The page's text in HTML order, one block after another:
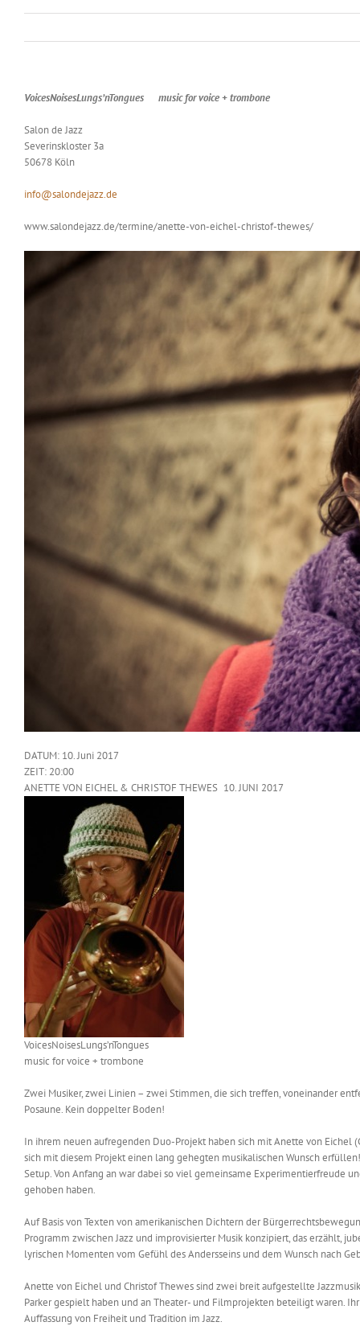
VoicesNoisesLungs’nTongues music for voice + trombone
Salon de Jazz
Severinskloster 3a
50678 Köln
info@salondejazz.de
www.salondejazz.de/termine/anette-von-eichel-christof-thewes/
DATUM: 10. Juni 2017
ZEIT: 20:00
ANETTE VON EICHEL & CHRISTOF THEWES 10. JUNI 2017
VoicesNoisesLungs’nTongues
music for voice + trombone
Zwei Musiker, zwei Linien – zwei Stimmen, die sich treffen, voneinander
Posaune. Kein doppelter Boden!
In ihrem neuen aufregenden Duo-Projekt haben sich mit Anette von Eichel
sich mit diesem Projekt einen lang gehegten musikalischen Wunsch
Setup. Von Anfang an war dabei so viel gemeinsame Experimentierfreude
gehoben haben.
Auf Basis von Texten von amerikanischen Dichtern der
Programm zwischen Jazz und improvisierter Musik konzipiert, das erzählt,
lyrischen Momenten vom Gefühl des Andersseins und dem Wunsch nach
Anette von Eichel und Christof Thewes sind zwei breit aufgestellte
Parker gespielt haben und an Theater- und Filmprojekten beteiligt waren.
Auffassung von Freiheit und Tradition im Jazz.